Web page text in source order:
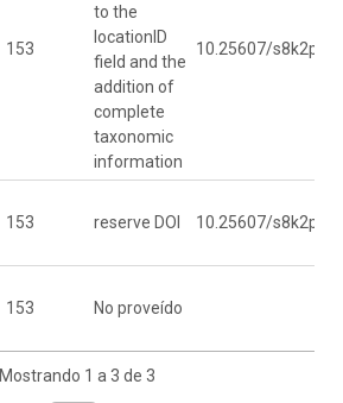
153
to the
locationID
field and the
addition of
complete
taxonomic
information
10.25607/s8k2pg
153 reserve DOI 10.25607/s8k2pg
153 No proveído
Mostrando 1 a 3 de 3